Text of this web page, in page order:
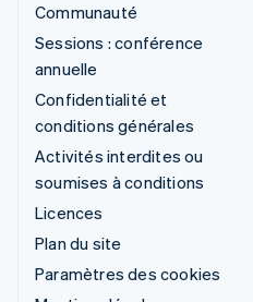
Communauté
Sessions : conférence
annuelle
Confidentialité et
conditions générales
Activités interdites ou
soumises à conditions
Licences
Plan du site
Paramètres des cookies